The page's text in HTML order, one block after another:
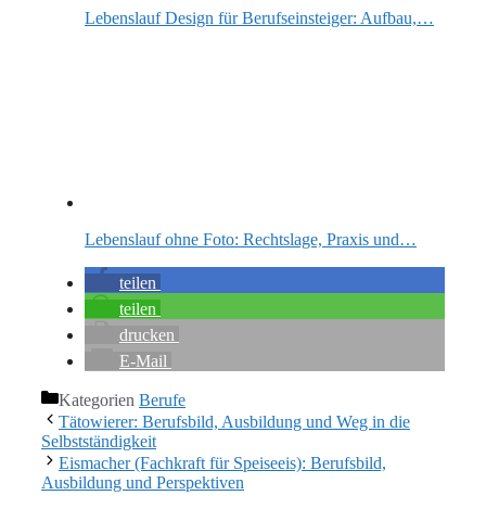
Lebenslauf Design für Berufseinsteiger: Aufbau,…
Lebenslauf ohne Foto: Rechtslage, Praxis und…
teilen
teilen
drucken
E-Mail
Kategorien Berufe
Tätowierer: Berufsbild, Ausbildung und Weg in die
Selbstständigkeit
Eismacher (Fachkraft für Speiseeis): Berufsbild,
Ausbildung und Perspektiven